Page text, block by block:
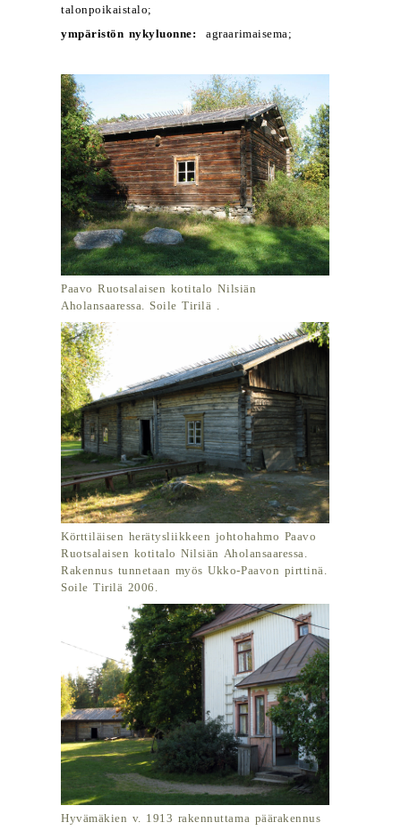
talonpoikaistalo;
ympäristön nykyluonne: agraarimaisema;
Paavo Ruotsalaisen kotitalo Nilsiän
Aholansaaressa. Soile Tirilä .
Körttiläisen herätysliikkeen johtohahmo Paavo
Ruotsalaisen kotitalo Nilsiän Aholansaaressa.
Rakennus tunnetaan myös Ukko-Paavon pirttinä.
Soile Tirilä 2006.
Hyvämäkien v. 1913 rakennuttama päärakennus